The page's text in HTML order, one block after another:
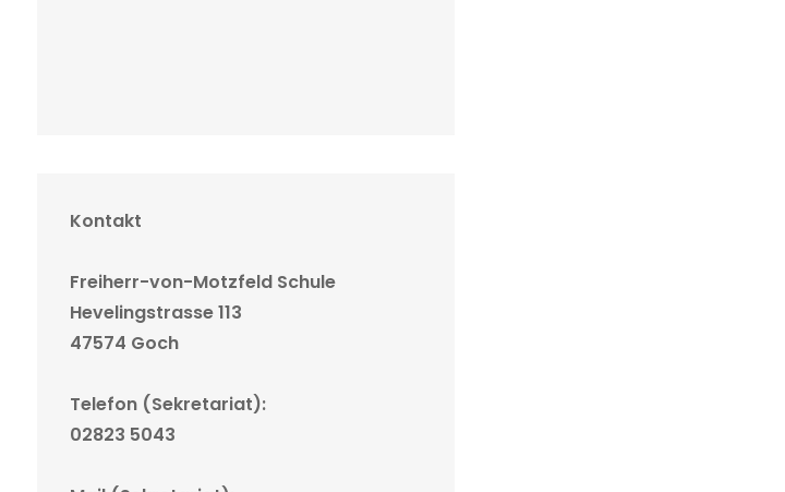
Kontakt
Freiherr-von-Motzfeld Schule
Hevelingstrasse 113
47574 Goch
Telefon (Sekretariat):
02823 5043